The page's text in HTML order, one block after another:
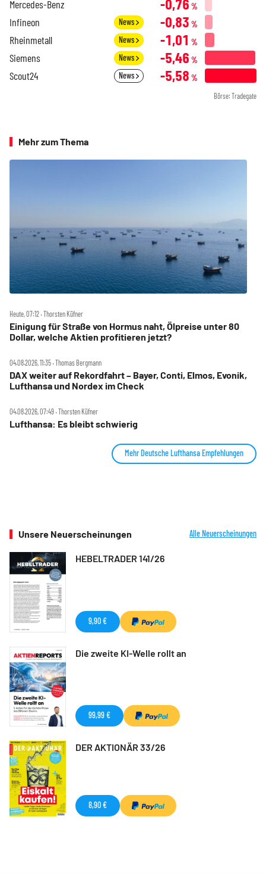
Mercedes-Benz -0,76 %
Infineon News -0,83 %
Rheinmetall News -1,01 %
Siemens News -5,46 %
Scout24 News -5,58 %
Börse: Tradegate
Mehr zum Thema
Heute, 07:12 ‧ Thorsten Küfner
Einigung für Straße von Hormus naht, Ölpreise unter 80
Dollar, welche Aktien profitieren jetzt?
04.08.2026, 11:35 ‧ Thomas Bergmann
DAX weiter auf Rekordfahrt – Bayer, Conti, Elmos, Evonik,
Lufthansa und Nordex im Check
04.08.2026, 07:49 ‧ Thorsten Küfner
Lufthansa: Es bleibt schwierig
Mehr Deutsche Lufthansa Empfehlungen
Unsere Neuerscheinungen Alle Neuerscheinungen
HEBELTRADER 141/26
9,90 €
Die zweite KI-Welle rollt an
99,99 €
DER AKTIONÄR 33/26
8,90 €